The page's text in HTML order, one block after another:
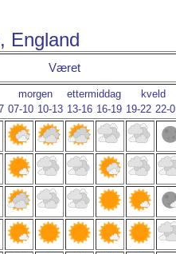
England
Været
morgen ettermiddag
kveld
07-10 10-13 13-16 16-19 19-22 22-